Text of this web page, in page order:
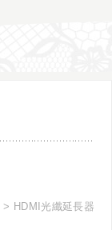
HDMI光纖延長器